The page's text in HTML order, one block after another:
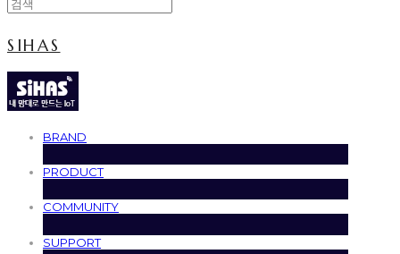
SIHAS
BRAND
PRODUCT
COMMUNITY
SUPPORT